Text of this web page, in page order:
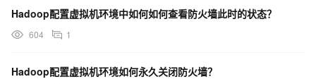
Hadoop配置虚拟机环境中如何如何查看防火墙此时的状态？
604 1
Hadoop配置虚拟机环境如何永久关闭防火墙？